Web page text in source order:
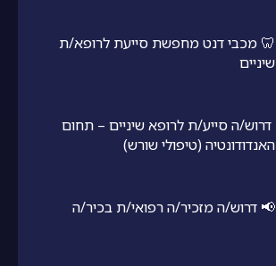
🦷 מכבי דנט מחפשת סייעת לרופא/ת
שיניים
דרוש/ה סייע/ת לרופא שיניים – תחום
האנדודונטיה (טיפולי שורש)
📢 דרוש/ה מזכיר/ה רפואי/ת בכיר/ה